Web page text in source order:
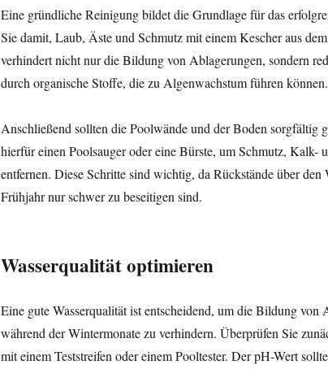
Eine gründliche Reinigung bildet die Grundlage für das
Sie damit, Laub, Äste und Schmutz mit einem Kescher aus
verhindert nicht nur die Bildung von Ablagerungen, sondern
durch organische Stoffe, die zu Algenwachstum führen können.
Anschließend sollten die Poolwände und der Boden sorgfältig
hierfür einen Poolsauger oder eine Bürste, um Schmutz, Kalk-
entfernen. Diese Schritte sind wichtig, da Rückstände über
Frühjahr nur schwer zu beseitigen sind.
Wasserqualität optimieren
Eine gute Wasserqualität ist entscheidend, um die Bildung
während der Wintermonate zu verhindern. Überprüfen Sie
mit einem Teststreifen oder einem Pooltester. Der pH-Wert